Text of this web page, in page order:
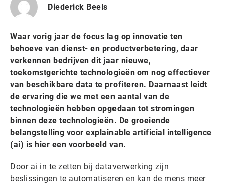
Diederick Beels
Waar vorig jaar de focus lag op innovatie ten
behoeve van dienst- en productverbetering, daar
verkennen bedrijven dit jaar nieuwe,
toekomstgerichte technologieën om nog effectiever
van beschikbare data te profiteren. Daarnaast leidt
de ervaring die we met een aantal van de
technologieën hebben opgedaan tot stromingen
binnen deze technologieën. De groeiende
belangstelling voor explainable artificial intelligence
(ai) is hier een voorbeeld van.
Door ai in te zetten bij dataverwerking zijn
beslissingen te automatiseren en kan de mens meer